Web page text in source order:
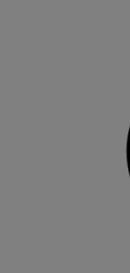
Hui s’ha presentat
campanya “Per
porta a la fira. A
d’Alzira, Diego
Herrero i membres
Comerç i el